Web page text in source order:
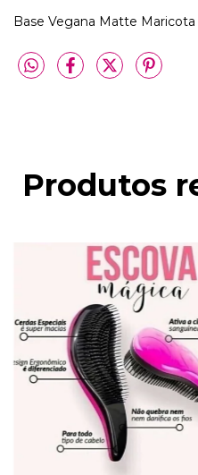
Base Vegana Matte Maricota
Produtos